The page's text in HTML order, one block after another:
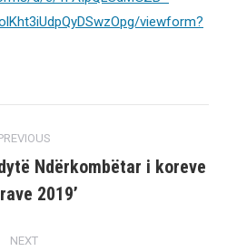
viewform?
Previous
post:
Ndërkombëtar i koreve
2019’
NEXT